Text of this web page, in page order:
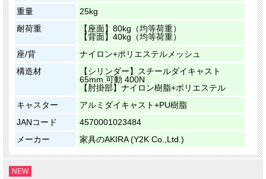
重量
25kg
耐荷重
【座面】80kg（均等荷重）
【背面】40kg（均等荷重）
座/背
ナイロン+ポリエステルメッシュ
構造材
【シリンダー】スチールダイキャスト
65mm 可動 400N
【肘掛部】ナイロン樹脂+ポリエステル
キャスター
アルミダイキャスト+PU樹脂
JANコード
4570001023484
メーカー
家具のAKIRA (Y2K Co.,Ltd.)
NEW